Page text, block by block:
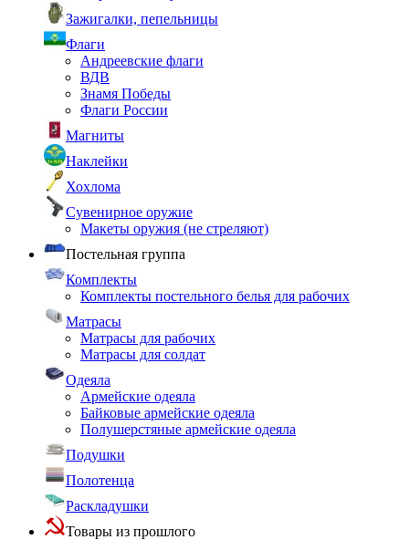
Зажигалки, пепельницы
Флаги
Андреевские флаги
ВДВ
Знамя Победы
Флаги России
Магниты
Наклейки
Хохлома
Сувенирное оружие
Макеты оружия (не стреляют)
Постельная группа
Комплекты
Комплекты постельного белья для рабочих
Матрасы
Матрасы для рабочих
Матрасы для солдат
Одеяла
Армейские одеяла
Байковые армейские одеяла
Полушерстяные армейские одеяла
Подушки
Полотенца
Раскладушки
Товары из прошлого